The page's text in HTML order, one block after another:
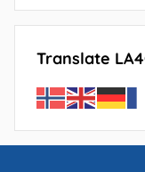
Translate